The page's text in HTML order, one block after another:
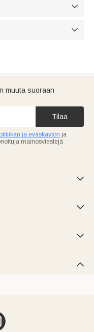


muuta suoraan
Tilaa
ja eväskäytön ja
mainosviestejä



